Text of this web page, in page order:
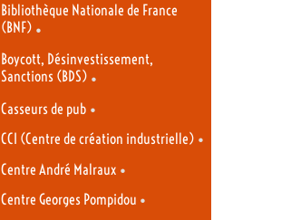
Bibliothèque Nationale de France
(BNF) •
Boycott, Désinvestissement,
Sanctions (BDS) •
Casseurs de pub •
CCI (Centre de création industrielle) •
Centre André Malraux •
Centre Georges Pompidou •